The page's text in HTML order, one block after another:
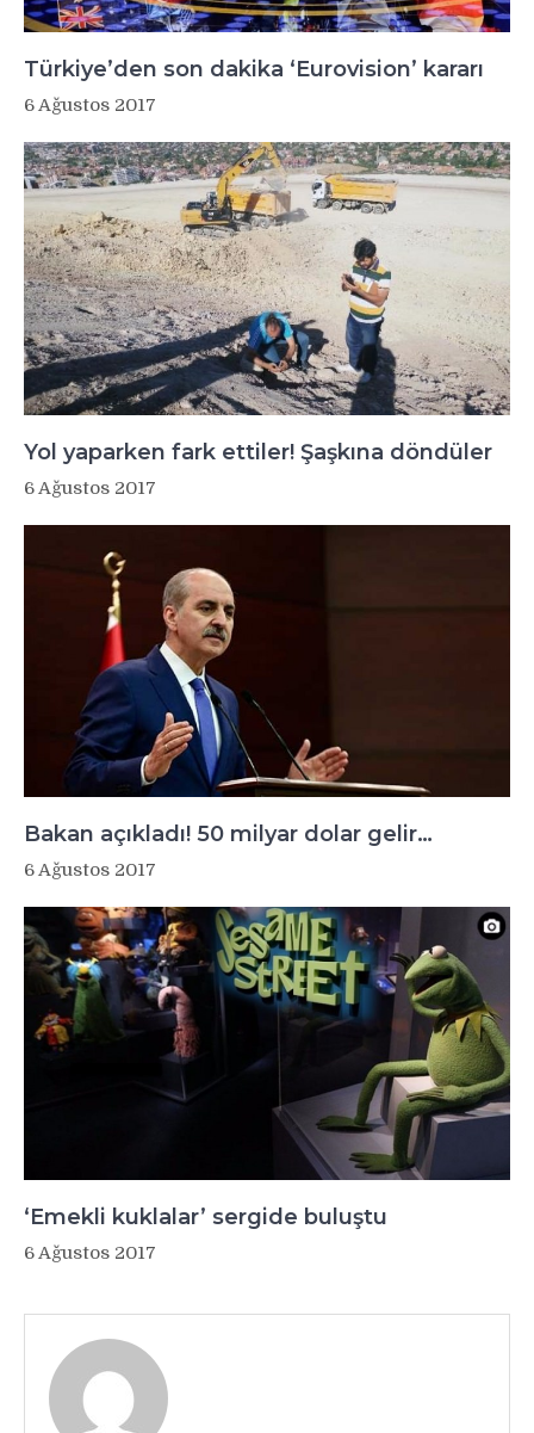
Türkiye’den son dakika ‘Eurovision’ kararı
6 Ağustos 2017
Yol yaparken fark ettiler! Şaşkına döndüler
6 Ağustos 2017
Bakan açıkladı! 50 milyar dolar gelir…
6 Ağustos 2017
‘Emekli kuklalar’ sergide buluştu
6 Ağustos 2017